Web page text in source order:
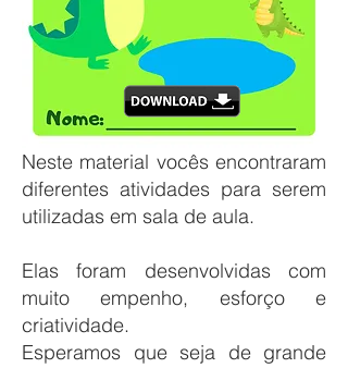
Neste material vocês encontraram
diferentes atividades para serem
utilizadas em sala de aula.
Elas foram desenvolvidas com
muito empenho, esforço e
criatividade.
Esperamos que seja de grande